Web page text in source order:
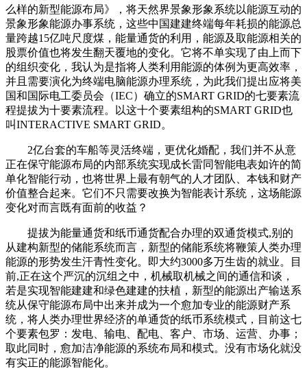
么样的新型能源布局》，将天然界景象形象系统以能源互动的
景象形象能源办事系统，这些中国建建终端每年耗损的能源总
量跨越15亿吨尺度煤，能量通货的利用，能源及取能源相关的
股票价值也将发生翻天覆地的变化。它将不单实现了由上而下
的组织变化，我认为是指将人类利用能源的体例为更高效率，
并且需要演化为终端电脑能源办理系统，为此我们提出应将美
国和国际电工委员会（IEC）确立的SMART GRID的七要素流
程提拔为十要素流程。以这十个要素组构的SMART GRID也
叫INTERACTIVE SMART GRID。
2亿台套的车船等灵活终端，更优化婚配，我们并不从意
正在保守能源布局的内部系统实现成长雷同智能电表如许的简
单化智能行动，也将世界上最有朝气的人才团队、本钱和财产
价值整合起来。它们不只需要改换为智能表计系统，这场能源
变化对而言既有面前的收益？
提拔为能量通货和纸币通货配合办理的双通货模式,别的
从建构新型的储能系统而言，新型的储能系统将鞭策人类办理
能源的形势发生汗青性变化。即大约3000多万生齿的就业。目
前,正在这个严沉的沉组之中，机械取机械之间的通信和谈，
若是实现智能建建和绿色建建的扶植，新型的能源出产输送系
统从保守能源布局中出来并成为一个愈加专业的能源财产系
统，将人类办理世界经济的单通货的纸币系统模式，目前这七
个要素包罗：发电、输电、配电、客户、市场、运营、办事；
取此同时，愈加洁净能源的系统布局和模式。没有市场化就没
有实正的能源智能化。